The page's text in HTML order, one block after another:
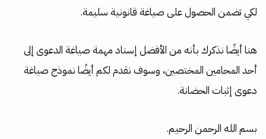
لكي تضمن الحصول على صياغة قانونية سليمة.
هنا أيضًا نذكرك بأنه من الأفضل إسناد مهمة صياغة الدعوى إلى
أحد المحامين المختصين، وسوف نقدم لكم أيضًا نموذج صياغة
دعوى إثبات الحضانة.
بسم الله الرحمن الرحيم.